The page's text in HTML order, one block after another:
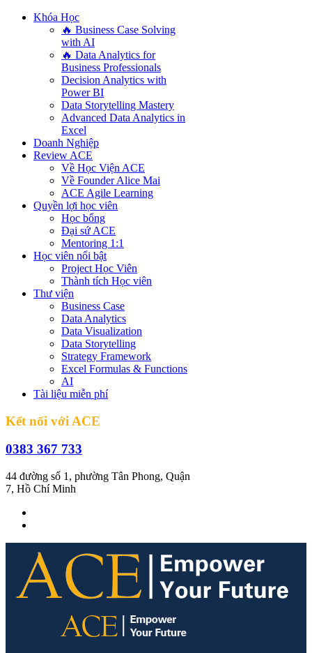
Khóa Học
🔥 Business Case Solving
with AI
🔥 Data Analytics for
Business Professionals
Decision Analytics with
Power BI
Data Storytelling Mastery
Advanced Data Analytics in
Excel
Doanh Nghiệp
Review ACE
Về Học Viện ACE
Về Founder Alice Mai
ACE Agile Learning
Quyền lợi học viên
Học bổng
Đại sứ ACE
Mentoring 1:1
Học viên nổi bật
Project Học Viên
Thành tích Học viên
Thư viện
Business Case
Data Analytics
Data Visualization
Data Storytelling
Strategy Framework
Excel Formulas & Functions
AI
Tài liệu miễn phí
Kết nối với ACE
0383 367 733
44 đường số 1, phường Tân Phong, Quận
7, Hồ Chí Minh